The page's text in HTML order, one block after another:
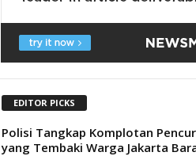
EDITOR PICKS
Polisi Tangkap Komplotan
yang Tembaki Warga Jakarta